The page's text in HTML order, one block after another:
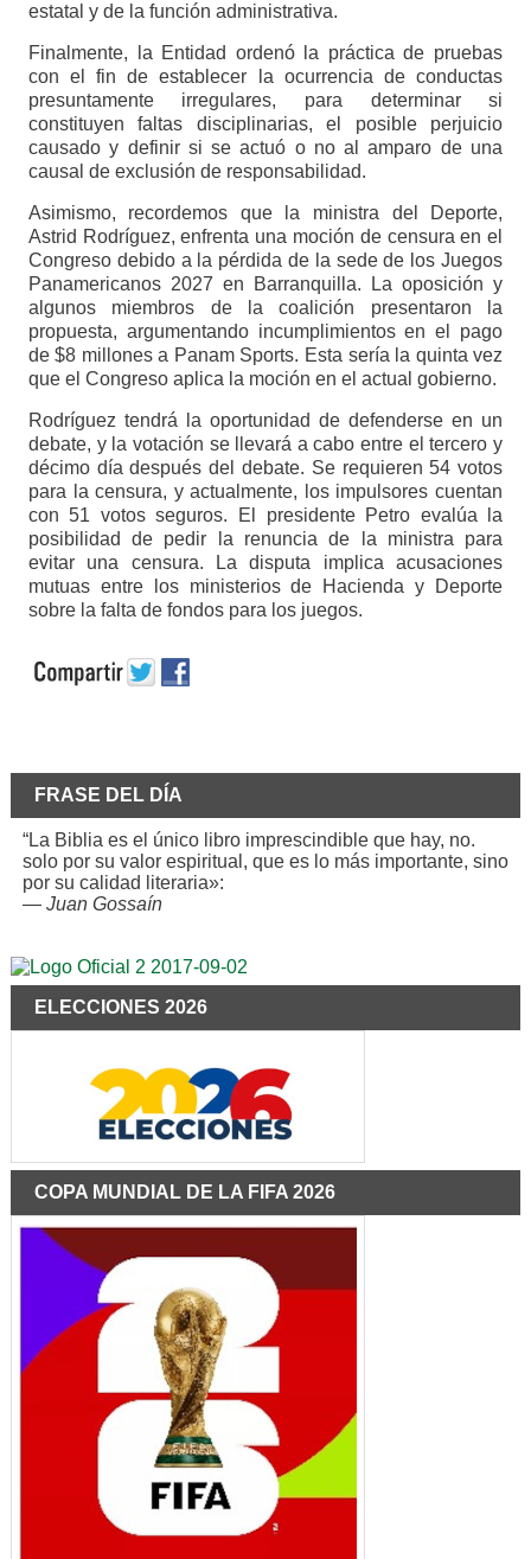
estatal y de la función administrativa.
Finalmente, la Entidad ordenó la práctica de pruebas
con el fin de establecer la ocurrencia de conductas
presuntamente irregulares, para determinar si
constituyen faltas disciplinarias, el posible perjuicio
causado y definir si se actuó o no al amparo de una
causal de exclusión de responsabilidad.
Asimismo, recordemos que la ministra del Deporte,
Astrid Rodríguez, enfrenta una moción de censura en el
Congreso debido a la pérdida de la sede de los Juegos
Panamericanos 2027 en Barranquilla. La oposición y
algunos miembros de la coalición presentaron la
propuesta, argumentando incumplimientos en el pago
de $8 millones a Panam Sports. Esta sería la quinta vez
que el Congreso aplica la moción en el actual gobierno.
Rodríguez tendrá la oportunidad de defenderse en un
debate, y la votación se llevará a cabo entre el tercero y
décimo día después del debate. Se requieren 54 votos
para la censura, y actualmente, los impulsores cuentan
con 51 votos seguros. El presidente Petro evalúa la
posibilidad de pedir la renuncia de la ministra para
evitar una censura. La disputa implica acusaciones
mutuas entre los ministerios de Hacienda y Deporte
sobre la falta de fondos para los juegos.
FRASE DEL DÍA
“La Biblia es el único libro imprescindible que hay, no.
solo por su valor espiritual, que es lo más importante, sino
por su calidad literaria»:
— Juan Gossaín
ELECCIONES 2026
COPA MUNDIAL DE LA FIFA 2026